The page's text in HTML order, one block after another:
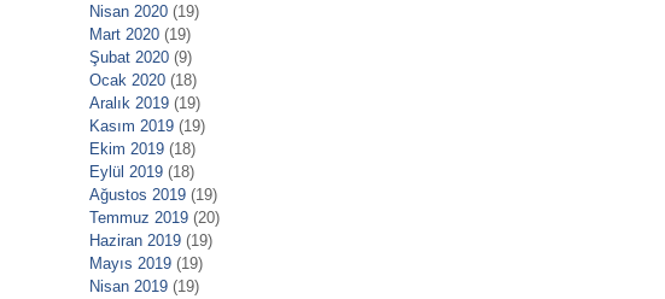
Nisan 2020 (19)
Mart 2020 (19)
Şubat 2020 (9)
Ocak 2020 (18)
Aralık 2019 (19)
Kasım 2019 (19)
Ekim 2019 (18)
Eylül 2019 (18)
Ağustos 2019 (19)
Temmuz 2019 (20)
Haziran 2019 (19)
Mayıs 2019 (19)
Nisan 2019 (19)